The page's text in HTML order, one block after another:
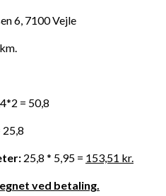
6, 7100 Vejle
= 50,8
25,8
25,8 * 5,95 = 153,51 kr.
ved betaling.